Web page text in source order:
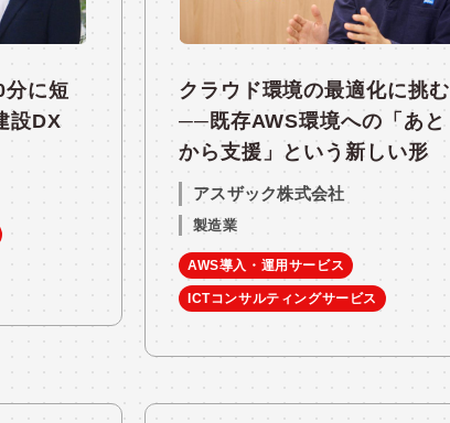
分に短
設DX
クラウド環境の最適化に挑む
──既存AWS環境への「あと
から支援」という新しい形
アスザック株式会社
製造業
AWS導入・運用サービス
ICTコンサルティングサービス